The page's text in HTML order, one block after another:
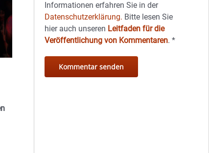
Informationen erfahren Sie in der
Datenschutzerklärung. Bitte lesen Sie
hier auch unseren Leitfaden für die
Veröffentlichung von Kommentaren.*